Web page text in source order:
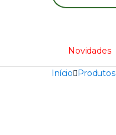
Novidades
Início Produtos